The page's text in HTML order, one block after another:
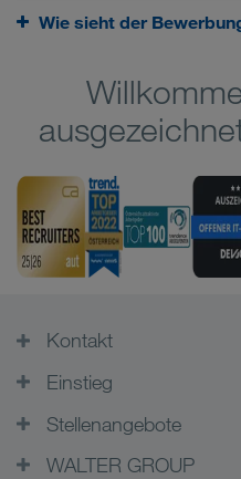
Wie sieht der
Kontakt
Einstieg
Stellenangebote
WALTER GROUP